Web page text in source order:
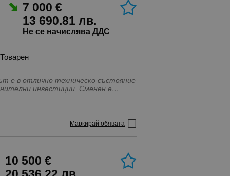
7 000 €
13 690.81 лв.
Не се начислява ДДС
Товарен
е в отлично техническо състояние
инвестиции. Сменен е
модифициран в Германия, по
на посочения телефонен номер.
Маркирай обявата
10 500 €